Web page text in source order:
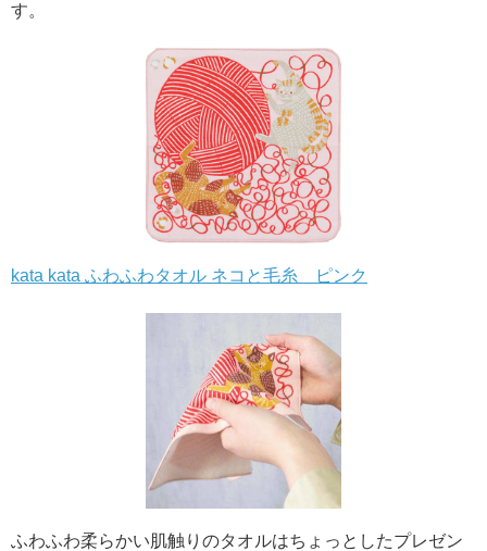
す。
kata kata ふわふわタオル ネコと毛糸 ピンク
ふわふわ柔らかい肌触りのタオルはちょっとしたプレゼン